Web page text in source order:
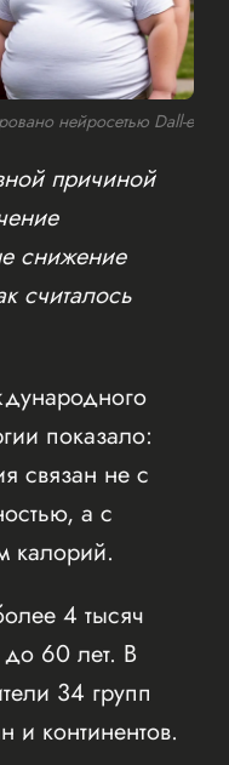
нейросетью Dall-e
причиной
снижение
считалось
показало:
связан не с
а с
калорий.
4 тысяч
до 60 лет. В
34 групп
и континентов.